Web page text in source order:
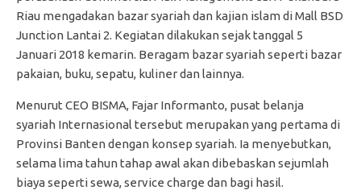
Riau mengadakan bazar syariah dan kajian islam di Mall BSD
Junction Lantai 2. Kegiatan dilakukan sejak tanggal 5
Januari 2018 kemarin. Beragam bazar syariah seperti bazar
pakaian, buku, sepatu, kuliner dan lainnya.
Menurut CEO BISMA, Fajar Informanto, pusat belanja
syariah Internasional tersebut merupakan yang pertama di
Provinsi Banten dengan konsep syariah. Ia menyebutkan,
selama lima tahun tahap awal akan dibebaskan sejumlah
biaya seperti sewa, service charge dan bagi hasil.